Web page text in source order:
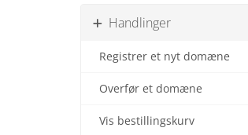
Handlinger
Registrer et nyt domæne
Overfør et domæne
Vis bestillingskurv